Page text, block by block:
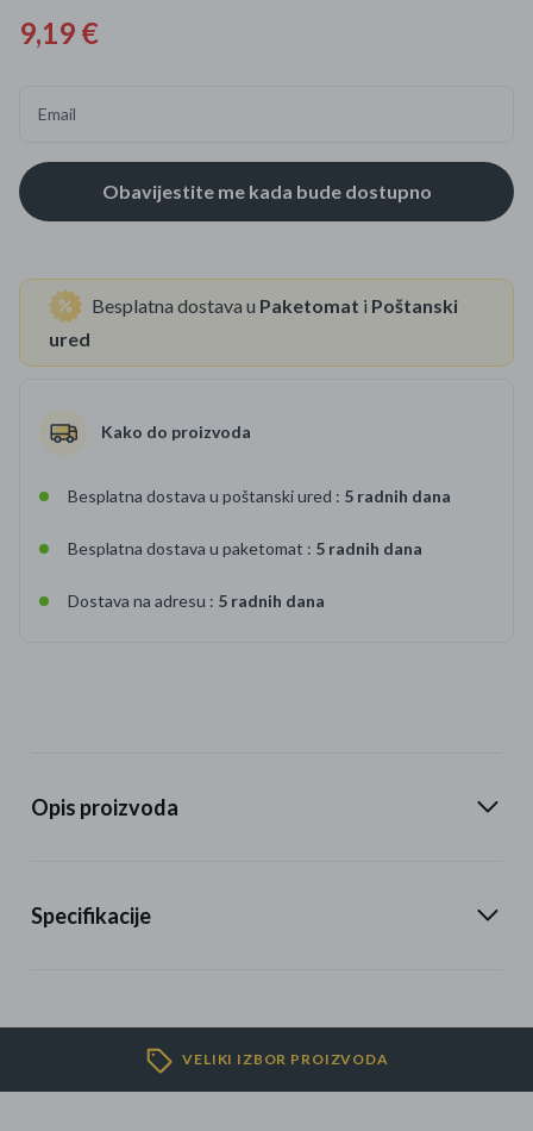
Roba s greškom
9,19 €
Email
Besplatna dostava u Paketomat i Poštanski
ured
Kako do proizvoda
Besplatna dostava u poštanski ured : 5 radnih dana
Besplatna dostava u paketomat : 5 radnih dana
Dostava na adresu : 5 radnih dana
Opis proizvoda
Specifikacije
VELIKI IZBOR PROIZVODA